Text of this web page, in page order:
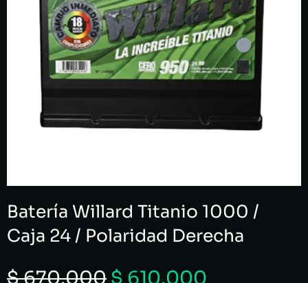
Batería Willard Titanio 1000 /
Caja 24 / Polaridad Derecha
$670.000 $ 610.000